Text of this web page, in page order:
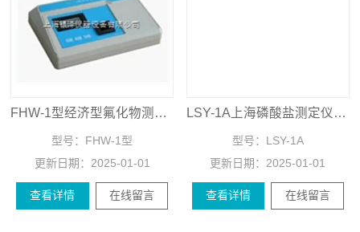
FHW-1型经济型氟化物测试仪 台式氟化物测试仪
型号： FHW-1型
更新日期： 2025-01-01
查看详情 在线留言
LSY-1A上海磷酸盐测定仪 便携式磷酸盐测定仪
型号： LSY-1A
更新日期： 2025-01-01
查看详情 在线留言